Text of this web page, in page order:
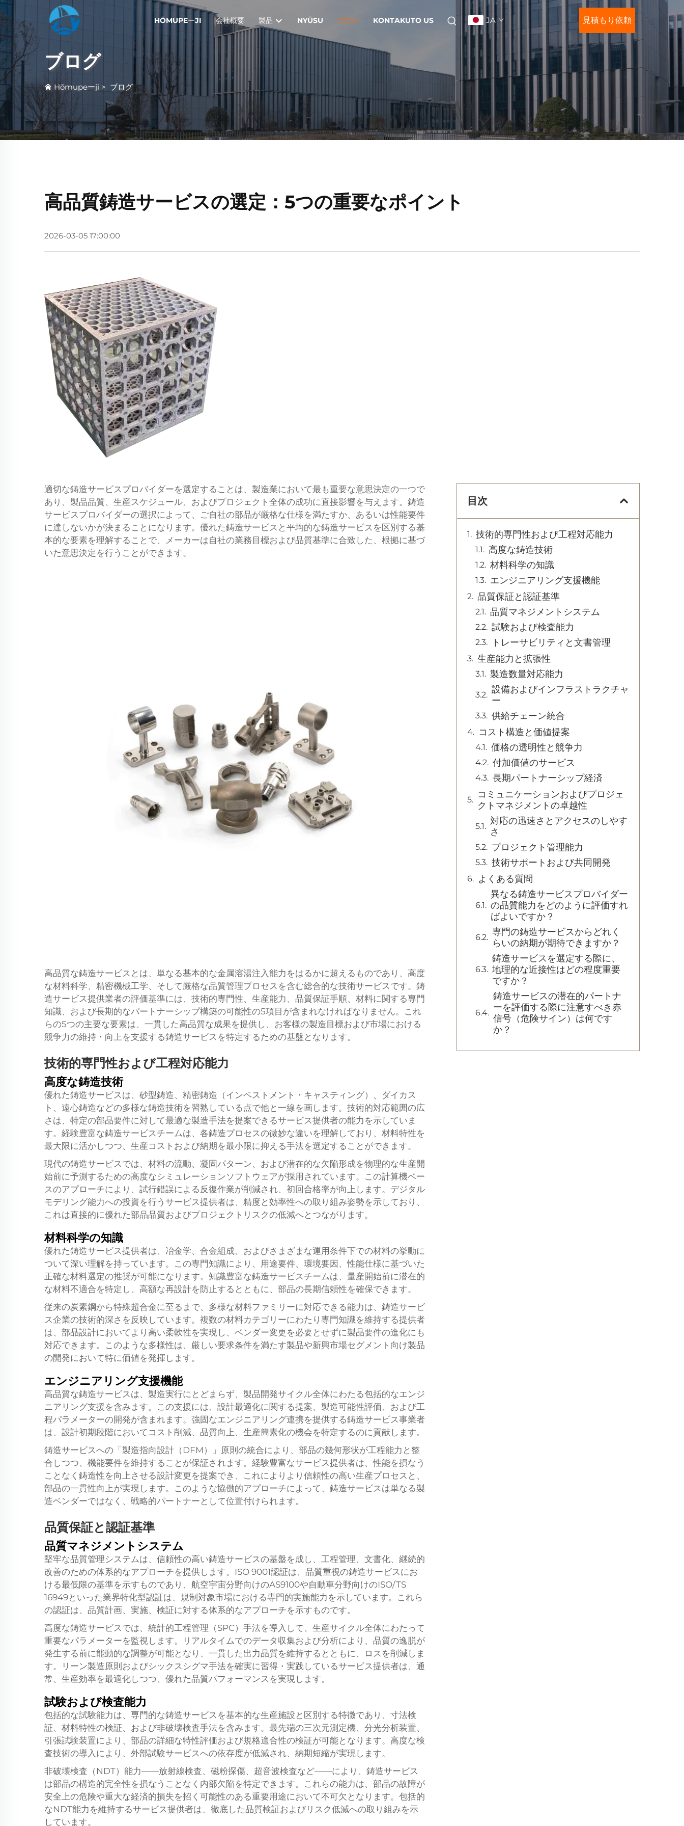
HŌMUPEーJI 会社概要 製品 NYŪSU ブログ KONTAKUTO US JA 見積もり依頼
ブログ
Hōmupeーji > ブログ
高品質鋳造サービスの選定：5つの重要なポイント
2026-03-05 17:00:00
適切な鋳造サービスプロバイダーを選定することは、製造業において最も重要な意思決定の一つで
あり、製品品質、生産スケジュール、およびプロジェクト全体の成功に直接影響を与えます。鋳造
サービスプロバイダーの選択によって、ご自社の部品が厳格な仕様を満たすか、あるいは性能要件
に達しないかが決まることになります。優れた鋳造サービスと平均的な鋳造サービスを区別する基
本的な要素を理解することで、メーカーは自社の業務目標および品質基準に合致した、根拠に基づ
いた意思決定を行うことができます。
高品質な鋳造サービスとは、単なる基本的な金属溶湯注入能力をはるかに超えるものであり、高度
な材料科学、精密機械工学、そして厳格な品質管理プロセスを含む総合的な技術サービスです。鋳
造サービス提供業者の評価基準には、技術的専門性、生産能力、品質保証手順、材料に関する専門
知識、および長期的なパートナーシップ構築の可能性の5項目が含まれなければなりません。これ
らの5つの主要な要素は、一貫した高品質な成果を提供し、お客様の製造目標および市場における
競争力の維持・向上を支援する鋳造サービスを特定するための基盤となります。
技術的専門性および工程対応能力
高度な鋳造技術
優れた鋳造サービスは、砂型鋳造、精密鋳造（インベストメント・キャスティング）、ダイカス
ト、遠心鋳造などの多様な鋳造技術を習熟している点で他と一線を画します。技術的対応範囲の広
さは、特定の部品要件に対して最適な製造手法を提案できるサービス提供者の能力を示していま
す。経験豊富な鋳造サービスチームは、各鋳造プロセスの微妙な違いを理解しており、材料特性を
最大限に活かしつつ、生産コストおよび納期を最小限に抑える手法を選定することができます。
現代の鋳造サービスでは、材料の流動、凝固パターン、および潜在的な欠陥形成を物理的な生産開
始前に予測するための高度なシミュレーションソフトウェアが採用されています。この計算機ベー
スのアプローチにより、試行錯誤による反復作業が削減され、初回合格率が向上します。デジタル
モデリング能力への投資を行うサービス提供者は、精度と効率性への取り組み姿勢を示しており、
これは直接的に優れた部品品質およびプロジェクトリスクの低減へとつながります。
材料科学の知識
優れた鋳造サービス提供者は、冶金学、合金組成、およびさまざまな運用条件下での材料の挙動に
ついて深い理解を持っています。この専門知識により、用途要件、環境要因、性能仕様に基づいた
正確な材料選定の推奨が可能になります。知識豊富な鋳造サービスチームは、量産開始前に潜在的
な材料不適合を特定し、高額な再設計を防止するとともに、部品の長期信頼性を確保できます。
従来の炭素鋼から特殊超合金に至るまで、多様な材料ファミリーに対応できる能力は、鋳造サービ
ス企業の技術的深さを反映しています。複数の材料カテゴリーにわたり専門知識を維持する提供者
は、部品設計においてより高い柔軟性を実現し、ベンダー変更を必要とせずに製品要件の進化にも
対応できます。このような多様性は、厳しい要求条件を満たす製品や新興市場セグメント向け製品
の開発において特に価値を発揮します。
エンジニアリング支援機能
高品質な鋳造サービスは、製造実行にとどまらず、製品開発サイクル全体にわたる包括的なエンジ
ニアリング支援を含みます。この支援には、設計最適化に関する提案、製造可能性評価、および工
程パラメーターの開発が含まれます。強固なエンジニアリング連携を提供する鋳造サービス事業者
は、設計初期段階においてコスト削減、品質向上、生産簡素化の機会を特定するのに貢献します。
鋳造サービスへの「製造指向設計（DFM）」原則の統合により、部品の幾何形状が工程能力と整
合しつつ、機能要件を維持することが保証されます。経験豊富なサービス提供者は、性能を損なう
ことなく鋳造性を向上させる設計変更を提案でき、これによりより信頼性の高い生産プロセスと、
部品の一貫性向上が実現します。このような協働的アプローチによって、鋳造サービスは単なる製
造ベンダーではなく、戦略的パートナーとして位置付けられます。
品質保証と認証基準
品質マネジメントシステム
堅牢な品質管理システムは、信頼性の高い鋳造サービスの基盤を成し、工程管理、文書化、継続的
改善のための体系的なアプローチを提供します。ISO 9001認証は、品質重視の鋳造サービスにお
ける最低限の基準を示すものであり、航空宇宙分野向けのAS9100や自動車分野向けのISO/TS
16949といった業界特化型認証は、規制対象市場における専門的実施能力を示しています。これら
の認証は、品質計画、実施、検証に対する体系的なアプローチを示すものです。
高度な鋳造サービスでは、統計的工程管理（SPC）手法を導入して、生産サイクル全体にわたって
重要なパラメーターを監視します。リアルタイムでのデータ収集および分析により、品質の逸脱が
発生する前に能動的な調整が可能となり、一貫した出力品質を維持するとともに、ロスを削減しま
す。リーン製造原則およびシックスシグマ手法を確実に習得・実践しているサービス提供者は、通
常、生産効率を最適化しつつ、優れた品質パフォーマンスを実現します。
試験および検査能力
包括的な試験能力は、専門的な鋳造サービスを基本的な生産施設と区別する特徴であり、寸法検
証、材料特性の検証、および非破壊検査手法を含みます。最先端の三次元測定機、分光分析装置、
引張試験装置により、部品の詳細な特性評価および規格適合性の検証が可能となります。高度な検
査技術の導入により、外部試験サービスへの依存度が低減され、納期短縮が実現します。
非破壊検査（NDT）能力——放射線検査、磁粉探傷、超音波検査など——により、鋳造サービス
は部品の構造的完全性を損なうことなく内部欠陥を特定できます。これらの能力は、部品の故障が
安全上の危険や重大な経済的損失を招く可能性のある重要用途において不可欠となります。包括的
なNDT能力を維持するサービス提供者は、徹底した品質検証およびリスク低減への取り組みを示
しています。
目次
技術的専門性および工程対応能力
高度な鋳造技術
材料科学の知識
エンジニアリング支援機能
品質保証と認証基準
品質マネジメントシステム
試験および検査能力
トレーサビリティと文書管理
生産能力と拡張性
製造数量対応能力
設備およびインフラストラクチャ
ー
供給チェーン統合
コスト構造と価値提案
価格の透明性と競争力
付加価値のサービス
長期パートナーシップ経済
コミュニケーションおよびプロジェ
クトマネジメントの卓越性
対応の迅速さとアクセスのしやす
さ
プロジェクト管理能力
技術サポートおよび共同開発
よくある質問
異なる鋳造サービスプロバイダー
の品質能力をどのように評価すれ
ばよいですか？
専門の鋳造サービスからどれく
らいの納期が期待できますか？
鋳造サービスを選定する際に、
地理的な近接性はどの程度重要
ですか？
鋳造サービスの潜在的パートナ
ーを評価する際に注意すべき赤
信号（危険サイン）は何です
か？